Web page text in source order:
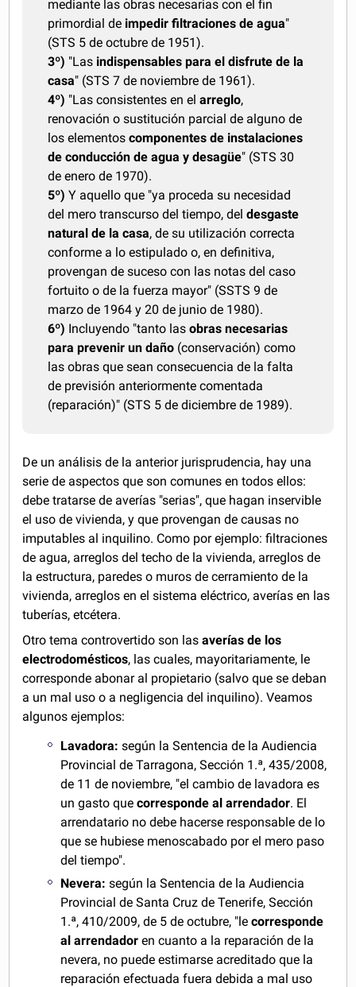
mediante las obras necesarias con el fin
primordial de impedir filtraciones de agua"
(STS 5 de octubre de 1951).
3º) "Las indispensables para el disfrute de la
casa" (STS 7 de noviembre de 1961).
4º) "Las consistentes en elarreglo,
renovación o sustitución parcial de alguno de
los elementoscomponentes de instalaciones
de conducción de agua y desagüe" (STS 30
de enero de 1970).
5º) Y aquello que "ya proceda su necesidad
del mero transcurso del tiempo, deldesgaste
natural de la casa, de su utilización correcta
conforme a lo estipulado o, en definitiva,
provengan de suceso con las notas del caso
fortuito o de la fuerza mayor" (SSTS 9 de
marzo de 1964 y 20 de junio de 1980).
6º) Incluyendo "tanto lasobras necesarias
para prevenir un daño (conservación) como
las obras que sean consecuencia de la falta
de previsión anteriormente comentada
(reparación)" (STS 5 de diciembre de 1989).
De un análisis de la anterior jurisprudencia, hay una
serie de aspectos que son comunes en todos ellos:
debe tratarse de averías "serias", que hagan inservible
el uso de vivienda, y que provengan de causas no
imputables al inquilino. Como por ejemplo: filtraciones
de agua, arreglos del techo de la vivienda, arreglos de
la estructura, paredes o muros de cerramiento de la
vivienda, arreglos en el sistema eléctrico, averías en las
tuberías, etcétera.
Otro tema controvertido son lasaverías de los
electrodomésticos, las cuales, mayoritariamente, le
corresponde abonar al propietario (salvo que se deban
a un mal uso o a negligencia del inquilino). Veamos
algunos ejemplos:
Lavadora: según la Sentencia de la Audiencia
Provincial de Tarragona, Sección 1.ª, 435/2008,
de 11 de noviembre, "el cambio de lavadora es
un gasto quecorresponde al arrendador. El
arrendatario no debe hacerse responsable de lo
que se hubiese menoscabado por el mero paso
del tiempo".
Nevera: según la Sentencia de la Audiencia
Provincial de Santa Cruz de Tenerife, Sección
1.ª, 410/2009, de 5 de octubre, "lecorresponde
al arrendador en cuanto a la reparación de la
nevera, no puede estimarse acreditado que la
reparación efectuada fuera debida a mal uso